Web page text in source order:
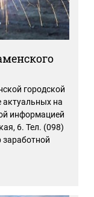
городской
актуальных на
информацией
6. Тел. (098)
заработной